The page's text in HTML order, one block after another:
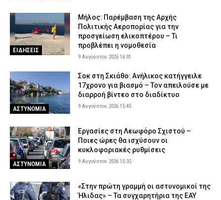
ΕΙΔΗΣΕΙΣ
Μήλος: Παρέμβαση της Αρχής
Πολιτικής Αεροπορίας για την
προσγείωση ελικοπτέρου – Τι
προβλέπει η νομοθεσία
9 Αυγούστου 2026 16:01
ΑΣΤΥΝΟΜΙΑ
Σοκ στη Σκιάθο: Ανήλικος κατήγγειλε
17χρονο για βιασμό – Τον απειλούσε με
διαρροή βίντεο στο διαδίκτυο
9 Αυγούστου 2026 15:45
ΑΣΤΥΝΟΜΙΑ
Εργασίες στη Λεωφόρο Σχιστού –
Ποιες ώρες θα ισχύσουν οι
κυκλοφοριακές ρυθμίσεις
9 Αυγούστου 2026 15:32
«Στην πρώτη γραμμή οι αστυνομικοί της
Ήλιδας» – Τα συγχαρητήρια της ΕΑΥ